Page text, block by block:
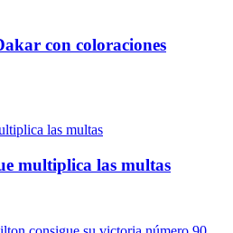
con coloraciones
multiplica las multas